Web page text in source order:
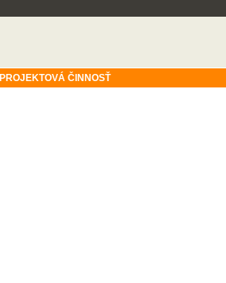
PROJEKTOVÁ ČINNOSŤ